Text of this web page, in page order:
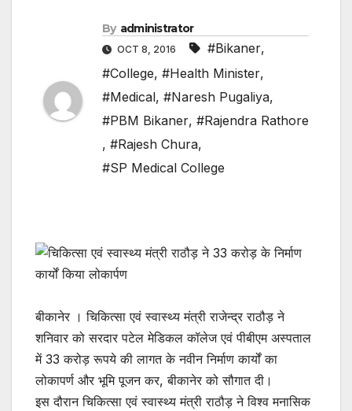
By administrator
OCT 8, 2016 #Bikaner,
#College, #Health Minister,
#Medical, #Naresh Pugaliya,
#PBM Bikaner, #Rajendra Rathore
, #Rajesh Chura,
#SP Medical College
बीकानेर । चिकित्सा एवं स्वास्थ्य मंत्री राजेन्द्र राठौड़ ने
शनिवार को सरदार पटेल मेडिकल कॉलेज एवं पीबीएम अस्पताल
में 33 करोड़ रूपये की लागत के नवीन निर्माण कार्यों का
लोकापर्ण और भूमि पूजन कर, बीकानेर को सौगात दी।
इस दौरान चिकित्सा एवं स्वास्थ्य मंत्री राठौड़ ने विश्व मनासिक